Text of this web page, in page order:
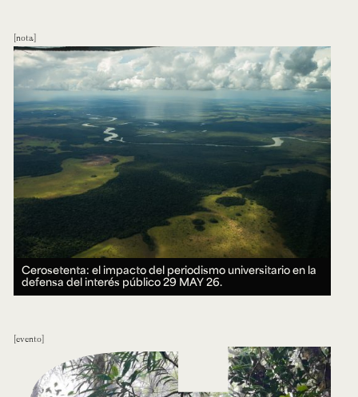
nota
Cerosetenta: el impacto del periodismo universitario en la
defensa del interés público29 MAY 26.
evento